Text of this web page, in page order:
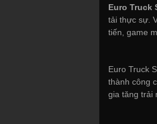
Euro Truck
tải thực sự.
tiến, game
Euro Truck
thành công
gia tăng trải